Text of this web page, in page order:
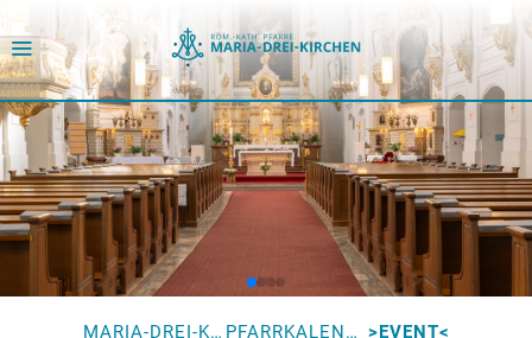
MARIA-DREI-KIRCHEN PFARRKALENDER EVENT